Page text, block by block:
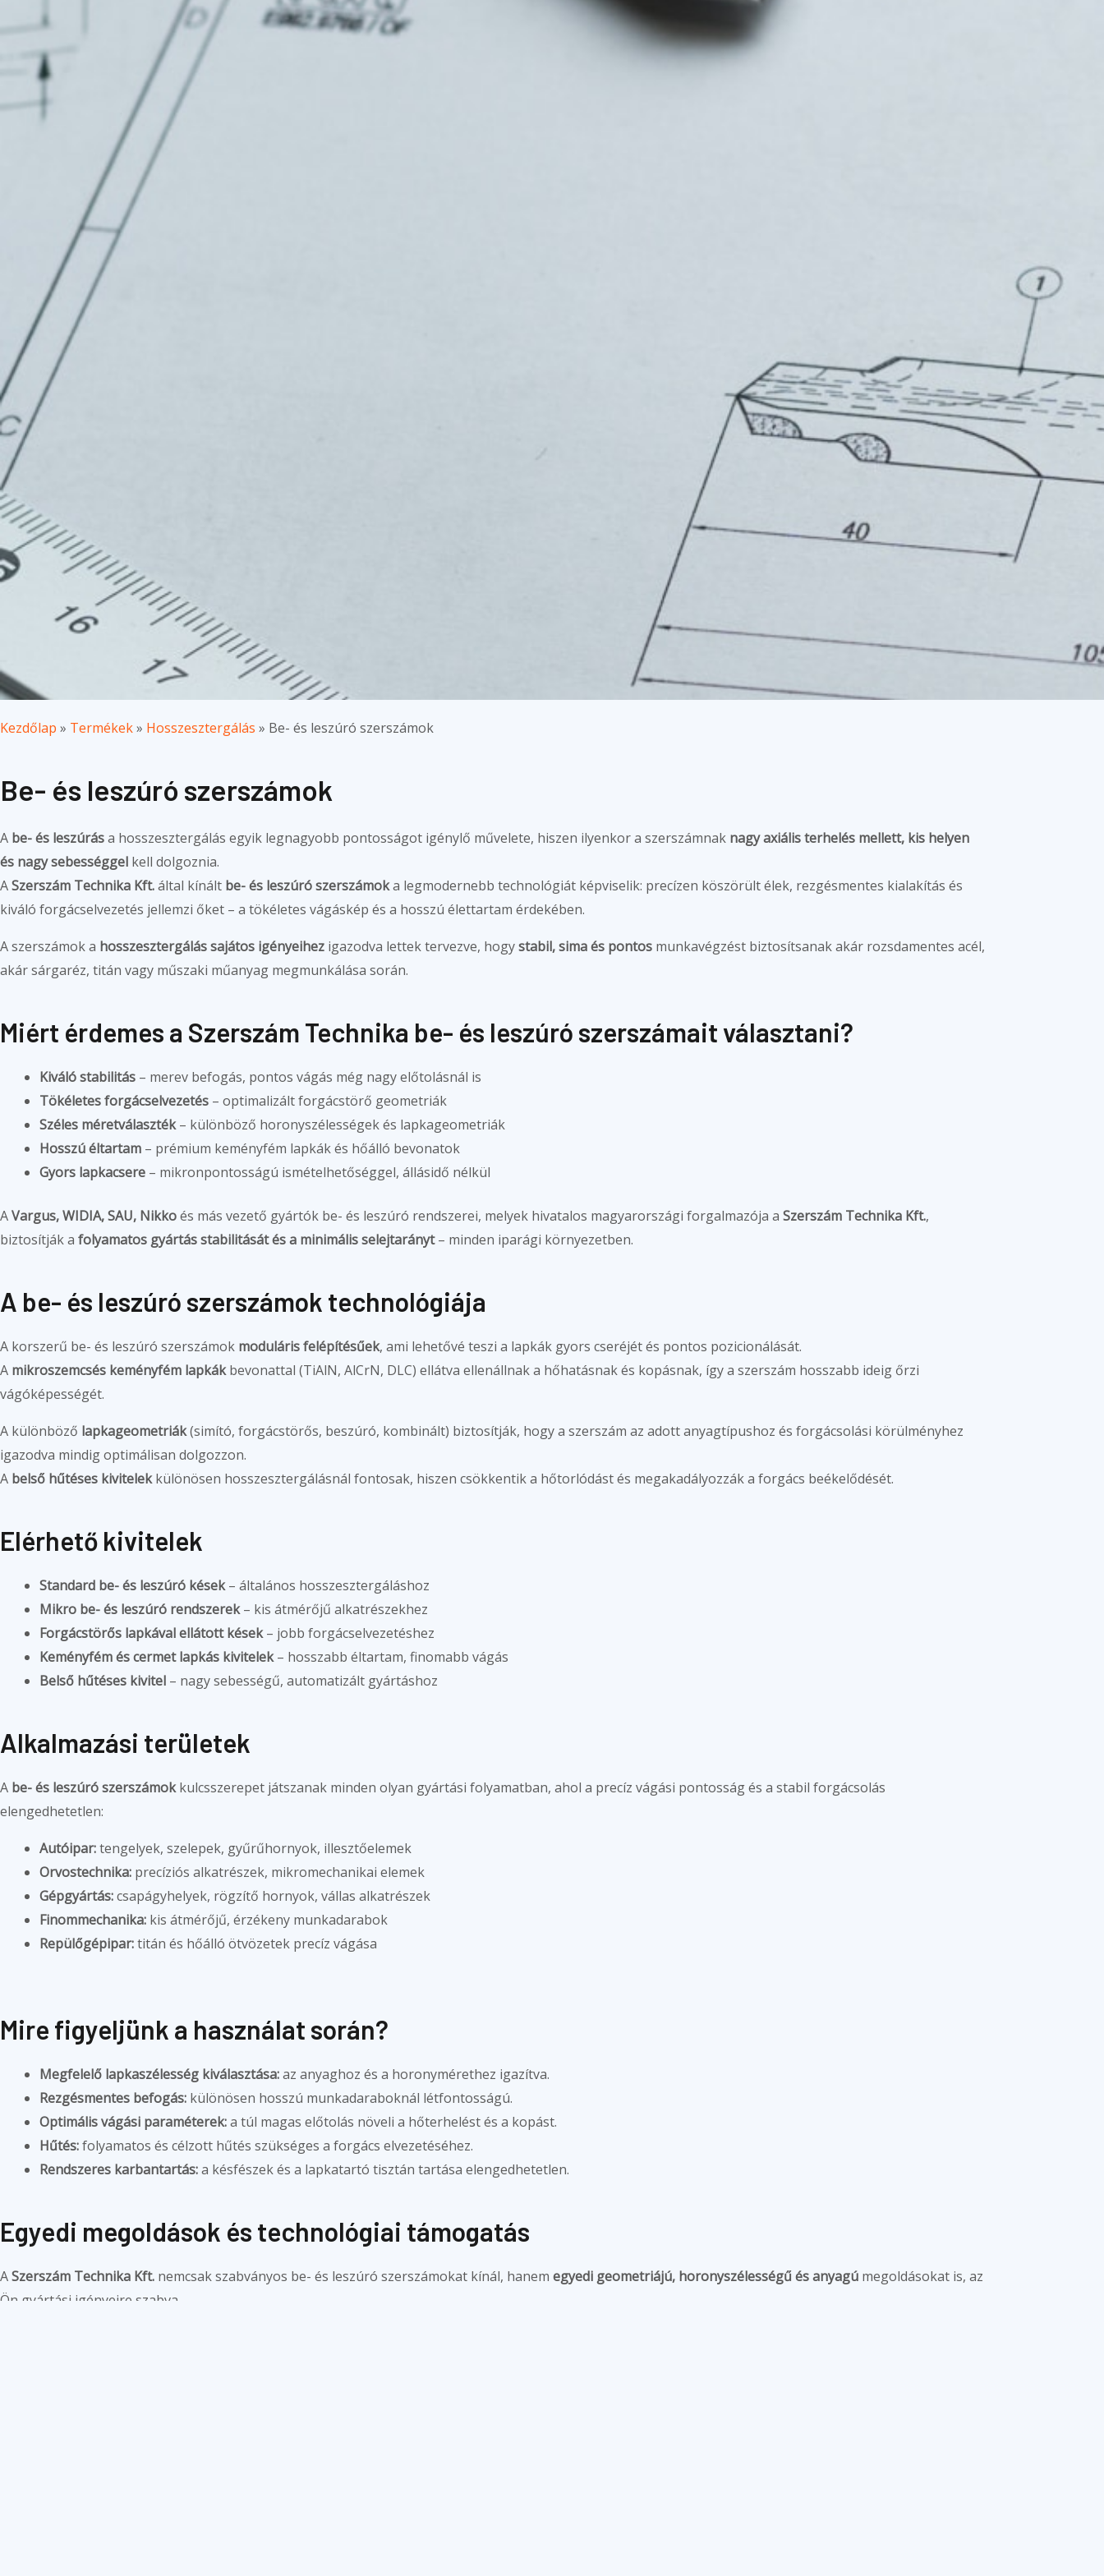
Kezdőlap » Termékek» Hosszesztergálás » Be- és leszúró szerszámok
Be- és leszúró szerszámok
A be- és leszúrása hosszesztergálás egyik legnagyobb pontosságot igénylő művelete, hiszen ilyenkor a szerszámnak nagy axiális terhelés mellett, kis helyen
és nagy sebességgel kell dolgoznia.
ASzerszám Technika Kft.által kínált be- és leszúró szerszámoka legmodernebb technológiát képviselik: precízen köszörült élek, rezgésmentes kialakítás és
kiváló forgácselvezetés jellemzi őket – a tökéletes vágáskép és a hosszú élettartam érdekében.
A szerszámok a hosszesztergálás sajátos igényeihez igazodva lettek tervezve, hogystabil, sima és pontos munkavégzést biztosítsanak akár rozsdamentes acél,
akár sárgaréz, titán vagy műszaki műanyag megmunkálása során.
Miért érdemes a Szerszám Technika be- és leszúró szerszámait választani?
Kiváló stabilitás – merev befogás, pontos vágás még nagy előtolásnál is
Tökéletes forgácselvezetés – optimalizált forgácstörő geometriák
Széles méretválaszték– különböző horonyszélességek és lapkageometriák
Hosszú éltartam – prémium keményfém lapkák és hőálló bevonatok
Gyors lapkacsere – mikronpontosságú ismételhetőséggel, állásidő nélkül
AVargus, WIDIA, SAU, Nikkoés más vezető gyártók be- és leszúró rendszerei, melyek hivatalos magyarországi forgalmazója a Szerszám Technika Kft.,
biztosítják a folyamatos gyártás stabilitását és a minimális selejtarányt– minden iparági környezetben.
A be- és leszúró szerszámok technológiája
A korszerű be- és leszúró szerszámok moduláris felépítésűek, ami lehetővé teszi a lapkák gyors cseréjét és pontos pozicionálását.
A mikroszemcsés keményfém lapkákbevonattal (TiAlN, AlCrN, DLC) ellátva ellenállnak a hőhatásnak és kopásnak, így a szerszám hosszabb ideig őrzi
vágóképességét.
A különböző lapkageometriák(simító, forgácstörős, beszúró, kombinált) biztosítják, hogy a szerszám az adott anyagtípushoz és forgácsolási körülményhez
igazodva mindig optimálisan dolgozzon.
A belső hűtéses kivitelekkülönösen hosszesztergálásnál fontosak, hiszen csökkentik a hőtorlódást és megakadályozzák a forgács beékelődését.
Elérhető kivitelek
Standard be- és leszúró kések– általános hosszesztergáláshoz
Mikro be- és leszúró rendszerek– kis átmérőjű alkatrészekhez
Forgácstörős lapkával ellátott kések– jobb forgácselvezetéshez
Keményfém és cermet lapkás kivitelek– hosszabb éltartam, finomabb vágás
Belső hűtéses kivitel – nagy sebességű, automatizált gyártáshoz
Alkalmazási területek
A be- és leszúró szerszámokkulcsszerepet játszanak minden olyan gyártási folyamatban, ahol a precíz vágási pontosság és a stabil forgácsolás
elengedhetetlen:
Autóipar:tengelyek, szelepek, gyűrűhornyok, illesztőelemek
Orvostechnika: precíziós alkatrészek, mikromechanikai elemek
Gépgyártás:csapágyhelyek, rögzítő hornyok, vállas alkatrészek
Finommechanika: kis átmérőjű, érzékeny munkadarabok
Repülőgépipar:titán és hőálló ötvözetek precíz vágása
Mire figyeljünk a használat során?
Megfelelő lapkaszélesség kiválasztása:az anyaghoz és a horonymérethez igazítva.
Rezgésmentes befogás: különösen hosszú munkadaraboknál létfontosságú.
Optimális vágási paraméterek:a túl magas előtolás növeli a hőterhelést és a kopást.
Hűtés:folyamatos és célzott hűtés szükséges a forgács elvezetéséhez.
Rendszeres karbantartás:a késfészek és a lapkatartó tisztán tartása elengedhetetlen.
Egyedi megoldások és technológiai támogatás
ASzerszám Technika Kft. nemcsak szabványos be- és leszúró szerszámokat kínál, hanem egyedi geometriájú, horonyszélességű és anyagú megoldásokat is, az
Ön gyártási igényeire szabva.